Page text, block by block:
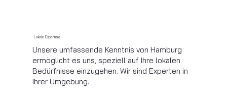
Lokale Expertise
Unsere umfassende Kenntnis von Hamburg
ermöglicht es uns, speziell auf Ihre lokalen
Bedürfnisse einzugehen. Wir sind Experten in
Ihrer Umgebung.